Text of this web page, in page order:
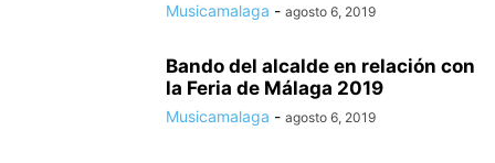
Musicamalaga - agosto 6, 2019
Bando del alcalde en relación con
la Feria de Málaga 2019
Musicamalaga - agosto 6, 2019